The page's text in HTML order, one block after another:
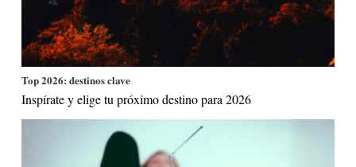
Top 2026: destinos clave
Inspírate y elige tu próximo destino para 2026